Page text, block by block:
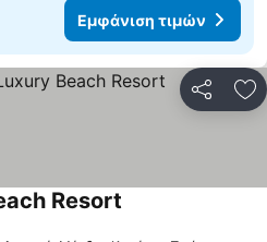
Εμφάνιση τιμών
Resort